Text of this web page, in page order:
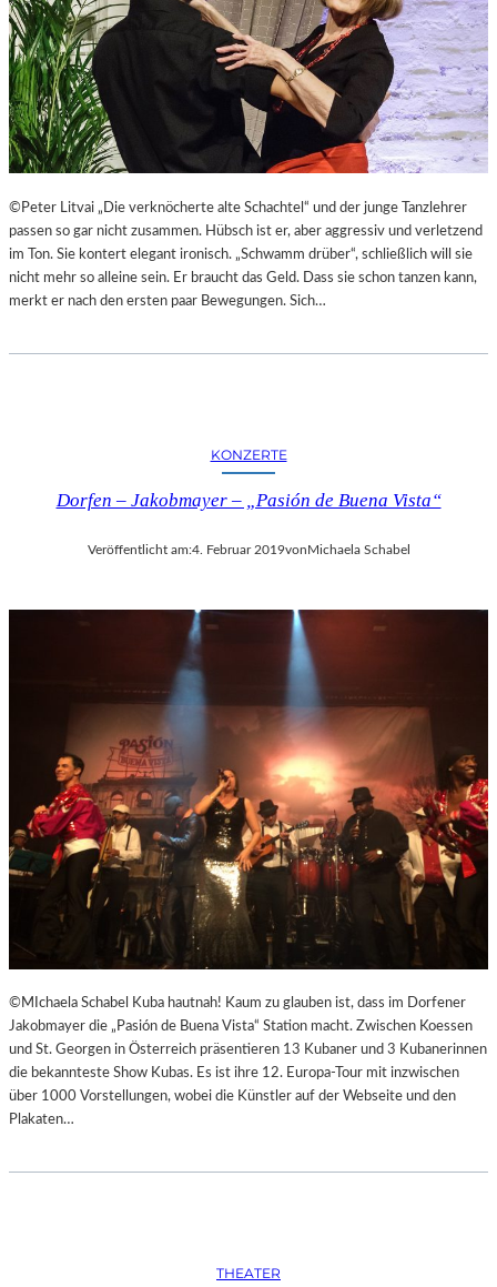
T
L
E
R
I
N
E
N
I
N
D
E
K
N
W
E
R
©Peter Litvai „Die verknöcherte alte Schachtel“ und der junge Tanzlehrer
passen so gar nicht zusammen. Hübsch ist er, aber aggressiv und verletzend
im Ton. Sie kontert elegant ironisch. „Schwamm drüber“, schließlich will sie
nicht mehr so alleine sein. Er braucht das Geld. Dass sie schon tanzen kann,
merkt er nach den ersten paar Bewegungen. Sich…
KONZERTE
Dorfen – Jakobmayer – „Pasión de Buena Vista“
Veröffentlicht am:4. Februar 2019vonMichaela Schabel
©MIchaela Schabel Kuba hautnah! Kaum zu glauben ist, dass im Dorfener
Jakobmayer die „Pasión de Buena Vista“ Station macht. Zwischen Koessen
und St. Georgen in Österreich präsentieren 13 Kubaner und 3 Kubanerinnen
die bekannteste Show Kubas. Es ist ihre 12. Europa-Tour mit inzwischen
über 1000 Vorstellungen, wobei die Künstler auf der Webseite und den
Plakaten…
THEATER